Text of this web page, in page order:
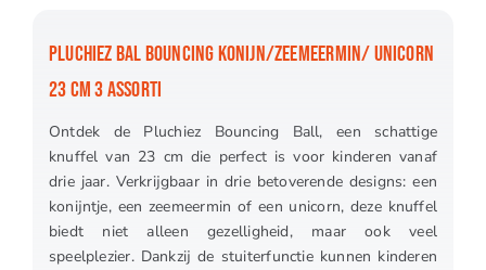
PLUCHIEZ BAL BOUNCING KONIJN/ZEEMEERMIN/ UNICORN
23 CM 3 ASSORTI
Ontdek de Pluchiez Bouncing Ball, een schattige
knuffel van 23 cm die perfect is voor kinderen vanaf
drie jaar. Verkrijgbaar in drie betoverende designs: een
konijntje, een zeemeermin of een unicorn, deze knuffel
biedt niet alleen gezelligheid, maar ook veel
speelplezier. Dankzij de stuiterfunctie kunnen kinderen